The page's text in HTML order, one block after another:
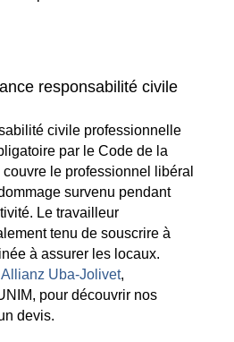
responsabilité civile
civile professionnelle
par le Code de la
le professionnel libéral
survenu pendant
Le travailleur
tenu de souscrire à
à assurer les locaux.
Uba-Jolivet,
pour découvrir nos
devis.